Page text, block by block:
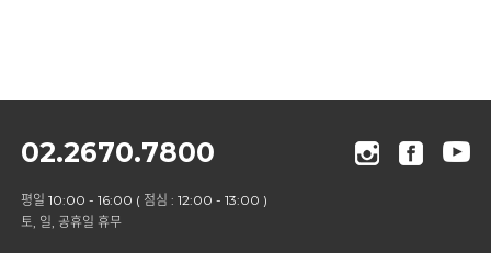
02.2670.7800
평일 10:00 - 16:00 ( 점심 : 12:00 - 13:00 )
토, 일, 공휴일 휴무